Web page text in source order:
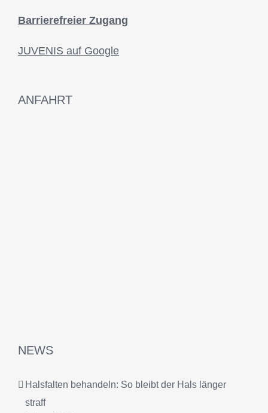
Barrierefreier Zugang
JUVENIS auf Google
ANFAHRT
NEWS
Halsfalten behandeln: So bleibt der Hals länger
straff